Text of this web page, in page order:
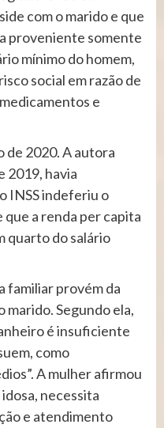
com o marido e que
proveniente somente
mínimo do homem,
social em razão de
e
de 2020. A autora
2019, havia
INSS indeferiu o
a renda per capita
quarto do salário
familiar provém da
Segundo ela,
é insuficiente
como
A mulher afirmou
necessita
e atendimento